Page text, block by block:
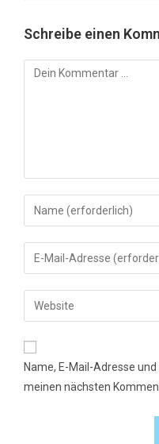
Schreibe einen
Kommentar
Gib
deinen
Namen
oder
zum
Kommentieren
ein
Gib
deine
E-
Mail-
zum
Kommentieren
ein
Gib
deine
Website-
Name, E-Mail-Adresse
meinen nächsten